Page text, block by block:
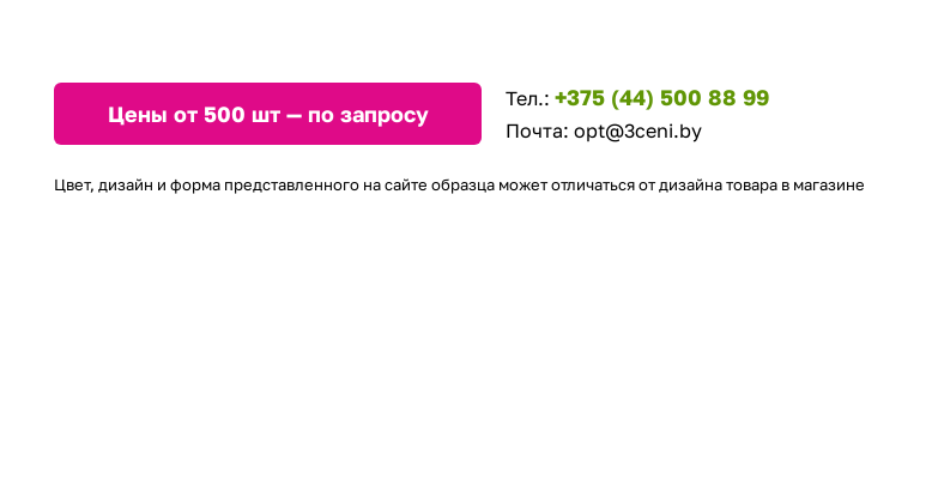
Цены от 500 шт — по запросу
Тел.: +375 (44) 500 88 99
Почта: opt@3ceni.by
Цвет, дизайн и форма представленного на сайте образца может отличаться от дизайна товара в магазине